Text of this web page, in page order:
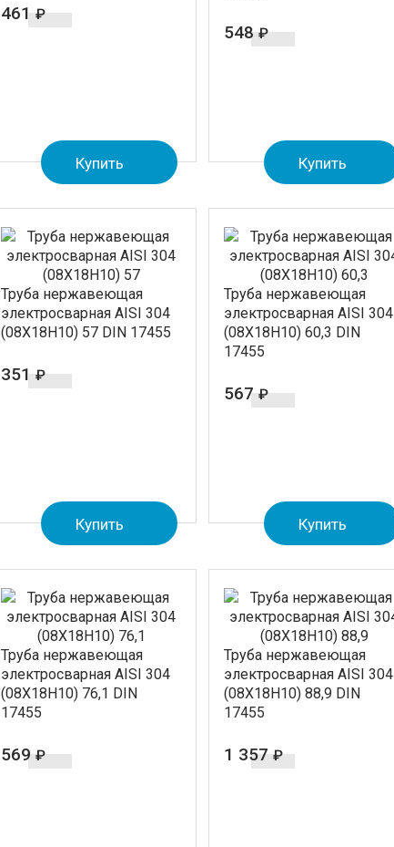
461 ₽
Купить
548 ₽
Купить
Труба нержавеющая
электросварная AISI 304
(08Х18Н10) 57 DIN 17455
351 ₽
Купить
Труба нержавеющая
электросварная AISI 304
(08Х18Н10) 60,3 DIN
17455
567 ₽
Купить
Труба нержавеющая
электросварная AISI 304
(08Х18Н10) 76,1 DIN
17455
569 ₽
Труба нержавеющая
электросварная AISI 304
(08Х18Н10) 88,9 DIN
17455
1 357 ₽